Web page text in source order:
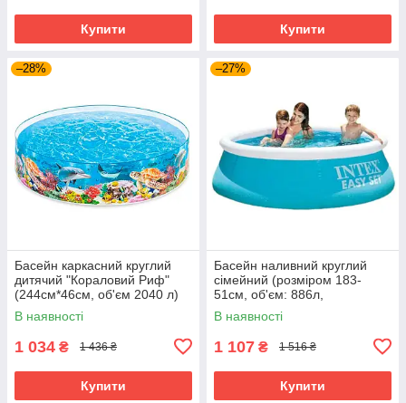
Купити Купити
–28%
Басейн каркасний круглий
дитячий "Кораловий Риф"
(244см*46см, об'єм 2040 л)
Intex 58472
В наявності
1 034 ₴ 1 436 ₴
Купити
–27%
Басейн наливний круглий
сімейний (розміром 183-
51см, об'єм: 886л,
ремкомплект) Intex 28101
В наявності
1 107 ₴ 1 516 ₴
Купити